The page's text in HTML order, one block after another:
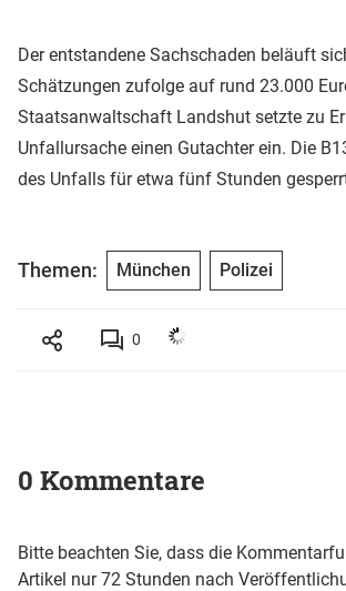
Der entstandene Sachschaden beläuft
Schätzungen zufolge auf rund 23.000
Staatsanwaltschaft Landshut setzte zu
Unfallursache einen Gutachter ein. Die
des Unfalls für etwa fünf Stunden
Themen: München Polizei
0
0 Kommentare
Bitte beachten Sie, dass die
Artikel nur 72 Stunden nach